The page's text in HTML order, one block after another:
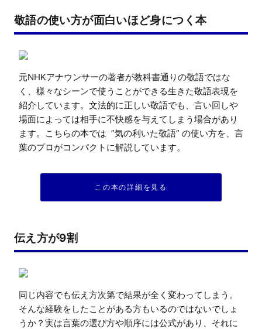
敬語の使い方が面白いほど身につく本
元NHKアナウンサーの著者が教科書通りの敬語ではな
く、様々なシーンで使うことができる生きた敬語表現を
紹介しています。文法的に正しい敬語でも、言い回しや
場面によっては相手に不快感を与えてしまう場合があり
ます。こちらの本では  ”気の利いた敬語” の使い方を、言
葉のプロがコンパクトに解説しています。
この本の詳細を見る
伝え方が9割
同じ内容でも伝え方次第で結果が全く変わってしまう。
そんな経験をしたことがある方もいるのではないでしょ
うか？実は言葉の選び方や順序には公式があり、それに